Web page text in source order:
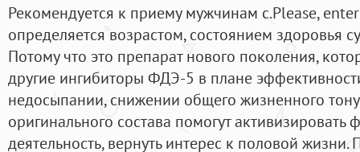
Рекомендуется к приему мужчинам с.Please,
определяется возрастом, состоянием здоровья
Потому что это препарат нового поколения,
другие ингибиторы ФДЭ-5 в плане
недосыпании, снижении общего жизненного
оригинального состава помогут
деятельность, вернуть интерес к половой жизни.